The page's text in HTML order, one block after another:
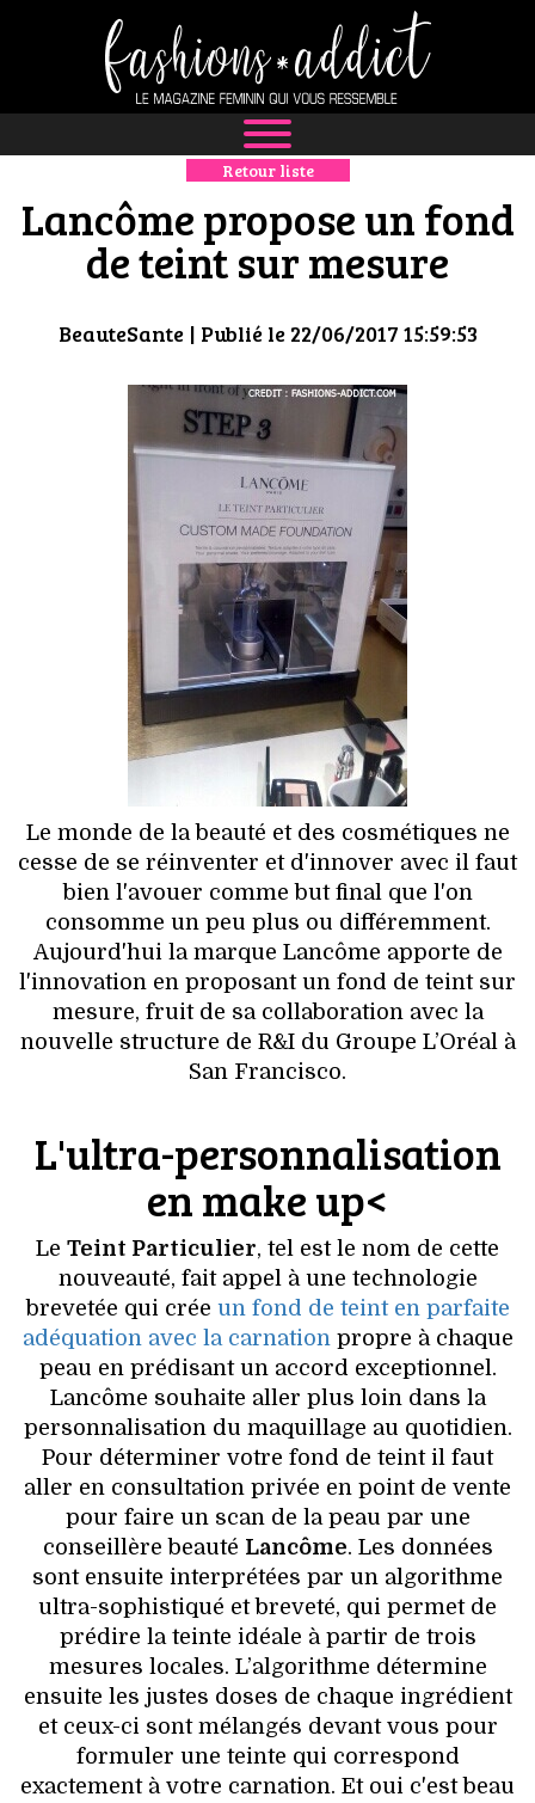
NEWS
MODE
BOUTIQUE
CULTURE
HIGH TECH
MAISON
AUTO
LIEUX TENDANCES
BEAUTÉ
MODE DE RUE
JEUNES CRÉATEURS
HISTOIRE DES MARQUES
DÉCO
VOYAGES & LOISIRS
Retour liste
Lancôme propose un fond
de teint sur mesure
BeauteSante| Publié le 22/06/2017 15:59:53
Le monde de la beauté et des cosmétiques ne
cesse de se réinventer et d'innover avec il faut
bien l'avouer comme but final que l'on
consomme un peu plus ou différemment.
Aujourd'hui la marque Lancôme apporte de
l'innovation en proposant un fond de teint sur
mesure, fruit de sa collaboration avec la
nouvelle structure de R&I du Groupe L’Oréal à
San Francisco.
L'ultra-personnalisation
en make up<
Le Teint Particulier, tel est le nom de cette
nouveauté, fait appel à une technologie
brevetée qui crée un fond de teint en parfaite
adéquation avec la carnationpropre à chaque
peau en prédisant un accord exceptionnel.
Lancôme souhaite aller plus loin dans la
personnalisation du maquillage au quotidien.
Pour déterminer votre fond de teint il faut
aller en consultation privée en point de vente
pour faire un scan de la peau par une
conseillère beauté Lancôme. Les données
sont ensuite interprétées par un algorithme
ultra-sophistiqué et breveté, qui permet de
prédire la teinte idéale à partir de trois
mesures locales. L’algorithme détermine
ensuite les justes doses de chaque ingrédient
et ceux-ci sont mélangés devant vous pour
formuler une teinte qui correspond
exactement à votre carnation. Et oui c'est beau